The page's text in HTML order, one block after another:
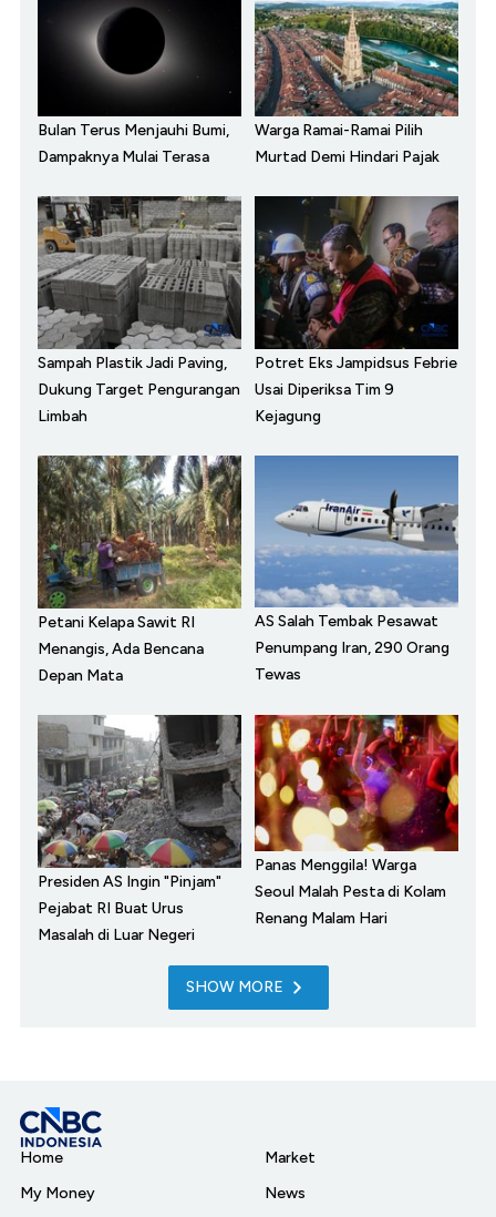
Bulan Terus Menjauhi Bumi,
Dampaknya Mulai Terasa
Warga Ramai-Ramai Pilih
Murtad Demi Hindari Pajak
Sampah Plastik Jadi Paving,
Dukung Target Pengurangan
Limbah
Potret Eks Jampidsus Febrie
Usai Diperiksa Tim 9
Kejagung
Petani Kelapa Sawit RI
Menangis, Ada Bencana
Depan Mata
AS Salah Tembak Pesawat
Penumpang Iran, 290 Orang
Tewas
Presiden AS Ingin "Pinjam"
Pejabat RI Buat Urus
Masalah di Luar Negeri
Panas Menggila! Warga
Seoul Malah Pesta di Kolam
Renang Malam Hari
SHOW MORE
Home
My Money
Market
News